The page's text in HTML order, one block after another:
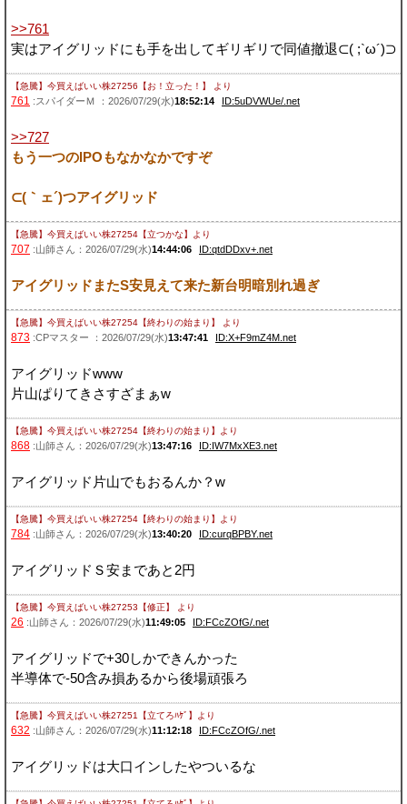
>>761
実はアイグリッドにも手を出してギリギリで同値撤退⊂( ;`ω´)⊃
【急騰】今買えばいい株27256【お！立った！】 より
761 :スパイダーＭ ：2026/07/29(水)18:52:14 ID:5uDVWUe/.net
>>727
もう一つのIPOもなかなかですぞ
⊂(｀ェ´)つアイグリッド
【急騰】今買えばいい株27254【立つかな】 より
707 :山師さん：2026/07/29(水)14:44:06 ID:qtdDDxv+.net
アイグリッドまたS安見えて来た新台明暗別れ過ぎ
【急騰】今買えばいい株27254【終わりの始まり】 より
873 :CPマスター ：2026/07/29(水)13:47:41 ID:X+F9mZ4M.net
アイグリッドwww
片山ぱりてきさすざまぁw
【急騰】今買えばいい株27254【終わりの始まり】 より
868 :山師さん：2026/07/29(水)13:47:16 ID:IW7MxXE3.net
アイグリッド片山でもおるんか？w
【急騰】今買えばいい株27254【終わりの始まり】 より
784 :山師さん：2026/07/29(水)13:40:20 ID:curqBPBY.net
アイグリッドＳ安まであと2円
【急騰】今買えばいい株27253【修正】 より
26 :山師さん：2026/07/29(水)11:49:05 ID:FCcZOfG/.net
アイグリッドで+30しかできんかった
半導体で-50含み損あるから後場頑張ろ
【急騰】今買えばいい株27251【立てろﾊｹﾞ】 より
632 :山師さん：2026/07/29(水)11:12:18 ID:FCcZOfG/.net
アイグリッドは大口インしたやついるな